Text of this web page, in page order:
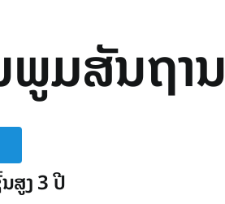
ພູມສັນຖານ
ສູງ 3 ປີ